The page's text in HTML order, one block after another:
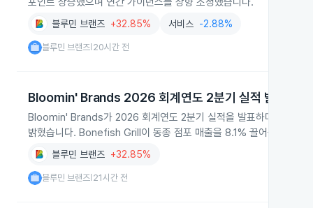
블루민 브랜즈 +32.85% 서비스 -2.88%
블루민 브랜즈 20시간 전
Bloomin' Brands 2026 회계연도 2분기 실적 발표
Bloomin' Brands가 2026 회계연도 2분기 실적을 발표하며 미국 등
밝혔습니다. Bonefish Grill이 동종 점포 매출을 8.1% 끌어올려 실적
블루민 브랜즈 +32.85%
블루민 브랜즈 21시간 전